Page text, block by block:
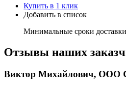
Купить в 1 клик
Добавить в список
Минимальные сроки доставки
Отзывы наших
Виктор Михайлович, ООО